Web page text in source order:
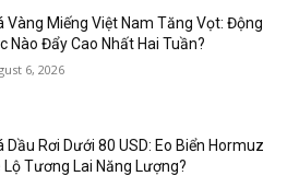
Vàng Miếng Việt Nam Tăng Vọt: Động
Nào Đẩy Cao Nhất Hai Tuần?
6, 2026
Dầu Rơi Dưới 80 USD: Eo Biển Hormuz
Lộ Tương Lai Năng Lượng?